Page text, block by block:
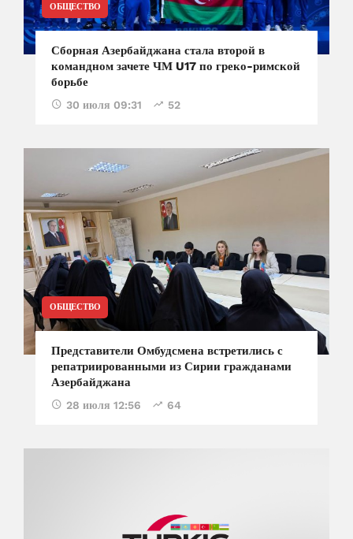
ОБЩЕСТВО
Сборная Азербайджана стала второй в
командном зачете ЧМ U17 по греко-римской
борьбе
30 июля 09:31 52
ОБЩЕСТВО
Представители Омбудсмена встретились с
репатриированными из Сирии гражданами
Азербайджана
28 июля 12:56 64